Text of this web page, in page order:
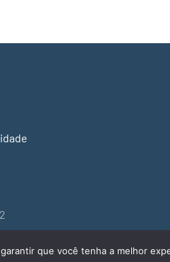
by ThemeZee.
que você tenha a melhor